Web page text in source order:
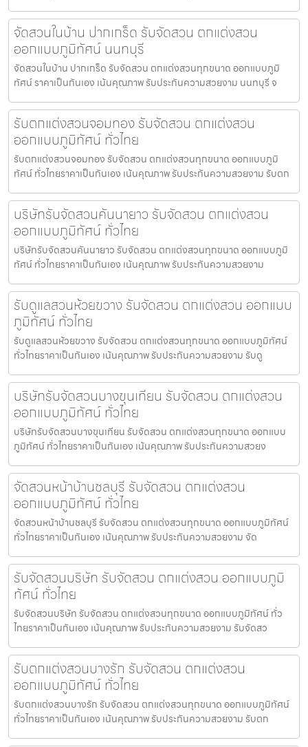
จัดสวนในบ้าน ปากเกร็ด รับจัดสวน ตกแต่งสวน
ออกแบบภูมิทัศน์ นนทบุรี
จัดสวนในบ้าน ปากเกร็ด รับจัดสวน ตกแต่งสวนทุกขนาด ออกแบบภูมิ
ทัศน์ ราคาเป็นกันเอง เน้นคุณภาพ รับประกันความสวยงาม นนทบุรี จ
รับตกแต่งสวนจอมทอง รับจัดสวน ตกแต่งสวน
ออกแบบภูมิทัศน์ ทั่วไทย
รับตกแต่งสวนจอมทอง รับจัดสวน ตกแต่งสวนทุกขนาด ออกแบบภูมิ
ทัศน์ ทั่วไทยราคาเป็นกันเอง เน้นคุณภาพ รับประกันความสวยงาม รับตก
บริษัทรับจัดสวนคันนายาว รับจัดสวน ตกแต่งสวน
ออกแบบภูมิทัศน์ ทั่วไทย
บริษัทรับจัดสวนคันนายาว รับจัดสวน ตกแต่งสวนทุกขนาด ออกแบบภูมิ
ทัศน์ ทั่วไทยราคาเป็นกันเอง เน้นคุณภาพ รับประกันความสวยงาม
รับดูแลสวนห้วยขวาง รับจัดสวน ตกแต่งสวน ออกแบบ
ภูมิทัศน์ ทั่วไทย
รับดูแลสวนห้วยขวาง รับจัดสวน ตกแต่งสวนทุกขนาด ออกแบบภูมิทัศน์
ทั่วไทยราคาเป็นกันเอง เน้นคุณภาพ รับประกันความสวยงาม รับดู
บริษัทรับจัดสวนบางขุนเทียน รับจัดสวน ตกแต่งสวน
ออกแบบภูมิทัศน์ ทั่วไทย
บริษัทรับจัดสวนบางขุนเทียน รับจัดสวน ตกแต่งสวนทุกขนาด ออกแบบ
ภูมิทัศน์ ทั่วไทยราคาเป็นกันเอง เน้นคุณภาพ รับประกันความสวยง
จัดสวนหน้าบ้านชลบุรี รับจัดสวน ตกแต่งสวน
ออกแบบภูมิทัศน์ ทั่วไทย
จัดสวนหน้าบ้านชลบุรี รับจัดสวน ตกแต่งสวนทุกขนาด ออกแบบภูมิทัศน์
ทั่วไทยราคาเป็นกันเอง เน้นคุณภาพ รับประกันความสวยงาม จัด
รับจัดสวนบริษัท รับจัดสวน ตกแต่งสวน ออกแบบภูมิ
ทัศน์ ทั่วไทย
รับจัดสวนบริษัท รับจัดสวน ตกแต่งสวนทุกขนาด ออกแบบภูมิทัศน์ ทั่ว
ไทยราคาเป็นกันเอง เน้นคุณภาพ รับประกันความสวยงาม รับจัดสว
รับตกแต่งสวนบางรัก รับจัดสวน ตกแต่งสวน
ออกแบบภูมิทัศน์ ทั่วไทย
รับตกแต่งสวนบางรัก รับจัดสวน ตกแต่งสวนทุกขนาด ออกแบบภูมิทัศน์
ทั่วไทยราคาเป็นกันเอง เน้นคุณภาพ รับประกันความสวยงาม รับตก